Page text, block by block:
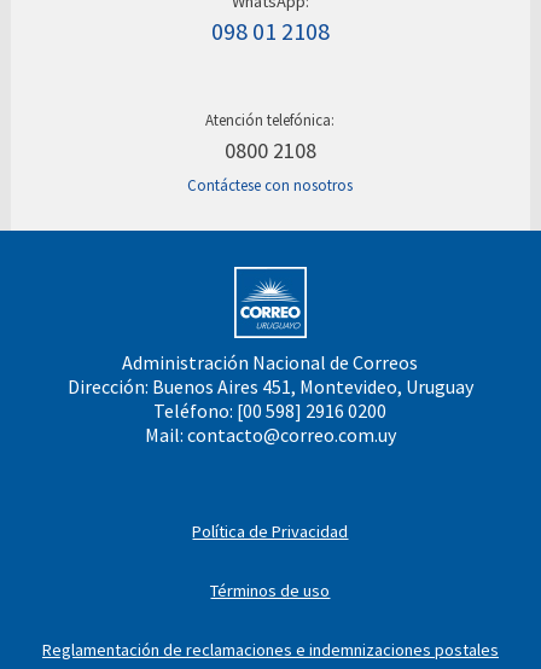
098 01 2108
Atención telefónica:
0800 2108
Contáctese con nosotros
Administración Nacional de Correos
Dirección: Buenos Aires 451, Montevideo, Uruguay
Teléfono: [00 598] 2916 0200
Mail: contacto@correo.com.uy
Política de Privacidad
Términos de uso
Reglamentación de reclamaciones e indemnizaciones postales